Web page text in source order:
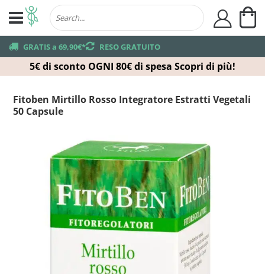
5€ di sconto OGNI 80€ di spesa Scopri di più!
truck GRATIS a 69,90€*returns RESO GRATUITO
user
Fitoben Mirtillo Rosso Integratore Estratti Vegetali
50 Capsule